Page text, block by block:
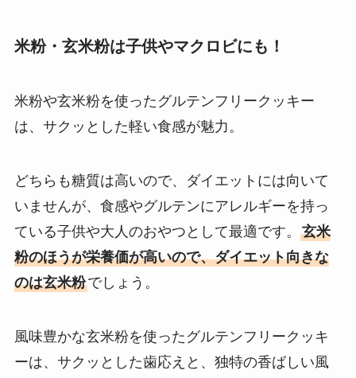
米粉・玄米粉は子供やマクロビにも！
米粉や玄米粉を使ったグルテンフリークッキー
は、サクッとした軽い食感が魅力。
どちらも糖質は高いので、ダイエットには向いて
いませんが、食感やグルテンにアレルギーを持っ
ている子供や大人のおやつとして最適です。 玄米
粉のほうが栄養価が高いので、ダイエット向きな
のは玄米粉でしょう。
風味豊かな玄米粉を使ったグルテンフリークッキ
ーは、サクッとした歯応えと、独特の香ばしい風